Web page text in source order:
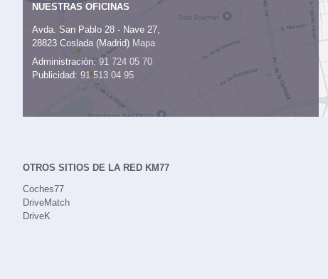
NUESTRAS OFICINAS
Avda. San Pablo 28 - Nave 27,
28823 Coslada (Madrid) Mapa
Administración:91 724 05 70
Publicidad: 91 513 04 95
OTROS SITIOS DE LA RED KM77
Coches77
DriveMatch
DriveK